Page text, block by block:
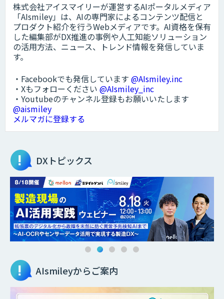
株式会社アイスマイリーが運営するAIポータルメディア
「AIsmiley」は、AIの専門家によるコンテンツ配信と
プロダクト紹介を行うWebメディアです。AI資格を保有
した編集部がDX推進の事例や人工知能ソリューション
の活用方法、ニュース、トレンド情報を発信していま
す。
・Facebookでも発信しています @AIsmiley.inc
・Xもフォローください @AIsmiley_inc
・Youtubeのチャンネル登録もお願いいたします
@aismiley
メルマガに登録する
DXトピックス
AIsmileyからご案内